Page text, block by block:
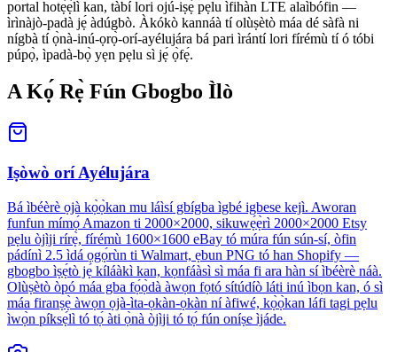
portal hotẹ̀ẹ̀lì kan, tàbí lori ojú-iṣẹ́ pẹlu ìfihàn LTE alaìbófin —
ìrìnàjò-padà jẹ́ àdúgbò. Àkókò kannáà tí olùṣètò máa dé sàfà ni
nígbà tí ọ̀nà-inú-ọrọ̀-orí-ayélujára bá pari ìrántí lori fírémù tí ó tóbi
púpọ̀, ìpadà-bọ̀ yẹn pẹlu sì jẹ́ ọ̀fẹ́.
A Kọ́ Rẹ̀ Fún Gbogbo Ìlò
Iṣòwò orí Ayélujára
Bá ìbéèrè ọjà kọ̀ọ̀kan mu láìsí gbígba ìgbé igbese kejì. Aworan
funfun mímọ́ Amazon ti 2000×2000, sikuwẹ́ẹ̀rì 2000×2000 Etsy
pẹlu òjìji rírẹ̀, fírémù 1600×1600 eBay tó múra fún sún-sí, òfin
pádínì 2.5 ìdá ọgọ́rùn ti Walmart, ẹbun PNG tó han Shopify —
gbogbo ìṣẹ́tò jẹ́ kíláàkì kan, kọnfáàsì sì máa fi ara hàn sí ìbéèrè náà.
Olùṣètò òpó máa gba fọ́ọ̀dà àwọn fọtó sítúdíò láti inú ìbọn kan, ó sì
máa firanṣẹ̀ àwọn ọjà-ìta-ọkàn-ọkàn ní àfiwé, kọ̀ọ̀kan láfi tagi pẹlu
ìwọ̀n píksẹ́lì tó tọ́ àti ọ̀nà òjìji tó tọ́ fún oníṣe ìjáde.